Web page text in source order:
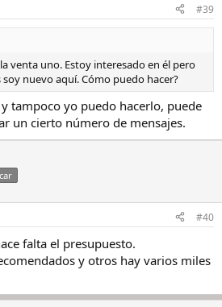
#39
venta uno. Estoy interesado en él pero
nuevo aquí. Cómo puedo hacer?
tampoco yo puedo hacerlo, puede
un cierto número de mensajes.
#40
falta el presupuesto.
y otros hay varios miles